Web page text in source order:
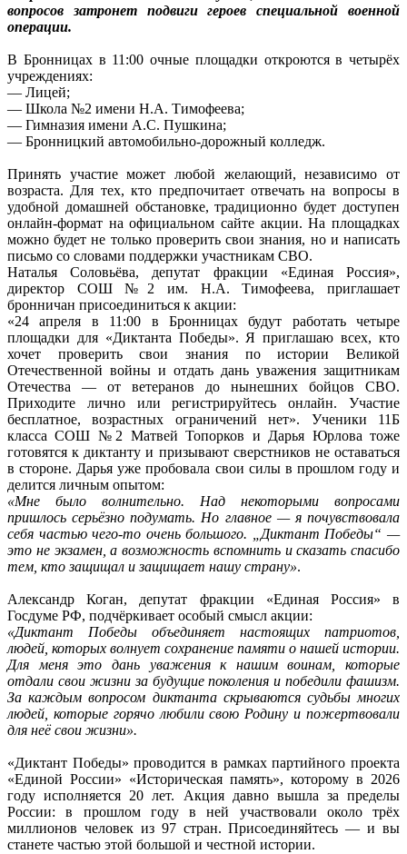
вопросов затронет подвиги героев специальной военной
операции.
В Бронницах в 11:00 очные площадки откроются в четырёх
учреждениях:
— Лицей;
— Школа №2 имени Н.А. Тимофеева;
— Гимназия имени А.С. Пушкина;
— Бронницкий автомобильно-дорожный колледж.
Принять участие может любой желающий, независимо от
возраста. Для тех, кто предпочитает отвечать на вопросы в
удобной домашней обстановке, традиционно будет доступен
онлайн-формат на официальном сайте акции. На площадках
можно будет не только проверить свои знания, но и написать
письмо со словами поддержки участникам СВО.
Наталья Соловьёва, депутат фракции «Единая Россия»,
директор СОШ №2 им. Н.А. Тимофеева, приглашает
бронничан присоединиться к акции:
«24 апреля в 11:00 в Бронницах будут работать четыре
площадки для «Диктанта Победы». Я приглашаю всех, кто
хочет проверить свои знания по истории Великой
Отечественной войны и отдать дань уважения защитникам
Отечества — от ветеранов до нынешних бойцов СВО.
Приходите лично или регистрируйтесь онлайн. Участие
бесплатное, возрастных ограничений нет». Ученики 11Б
класса СОШ №2 Матвей Топорков и Дарья Юрлова тоже
готовятся к диктанту и призывают сверстников не оставаться
в стороне. Дарья уже пробовала свои силы в прошлом году и
делится личным опытом:
«Мне было волнительно. Над некоторыми вопросами
пришлось серьёзно подумать. Но главное — я почувствовала
себя частью чего-то очень большого. „Диктант Победы“ —
это не экзамен, а возможность вспомнить и сказать спасибо
тем, кто защищал и защищает нашу страну».
Александр Коган, депутат фракции «Единая Россия» в
Госдуме РФ, подчёркивает особый смысл акции:
«Диктант Победы объединяет настоящих патриотов,
людей, которых волнует сохранение памяти о нашей истории.
Для меня это дань уважения к нашим воинам, которые
отдали свои жизни за будущие поколения и победили фашизм.
За каждым вопросом диктанта скрываются судьбы многих
людей, которые горячо любили свою Родину и пожертвовали
для неё свои жизни».
«Диктант Победы» проводится в рамках партийного проекта
«Единой России» «Историческая память», которому в 2026
году исполняется 20 лет. Акция давно вышла за пределы
России: в прошлом году в ней участвовали около трёх
миллионов человек из 97 стран. Присоединяйтесь — и вы
станете частью этой большой и честной истории.